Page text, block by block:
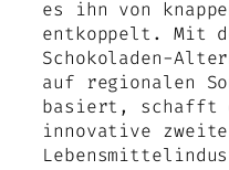
es ihn von
entkoppelt. Mit
Schokoladen-
auf regionalen
basiert, schafft
innovative